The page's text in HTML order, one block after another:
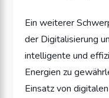
Ein weiterer
der Digitalisierung
intelligente und
Energien zu
Einsatz von